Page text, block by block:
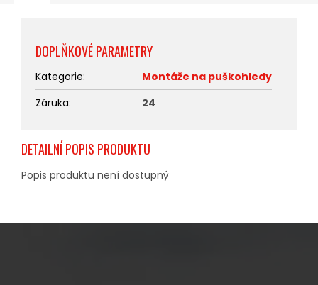
DETAILNÍ POPIS PRODUKTU
Popis produktu není dostupný
DOPLŇKOVÉ PARAMETRY
Kategorie:
Montáže na puškohledy
Záruka: 24